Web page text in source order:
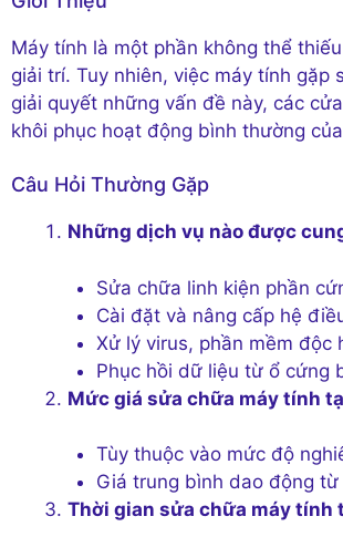
Máy tính là một phần không thể
giải trí. Tuy nhiên, việc máy tính
giải quyết những vấn đề này, các
khôi phục hoạt động bình thường
Câu Hỏi Thường Gặp
Những dịch vụ nào được
Sửa chữa linh kiện phần
Cài đặt và nâng cấp hệ
Xử lý virus, phần mềm độc
Phục hồi dữ liệu từ ổ cứng
Mức giá sửa chữa máy tính
Tùy thuộc vào mức độ
Giá trung bình dao động
Thời gian sửa chữa máy tính